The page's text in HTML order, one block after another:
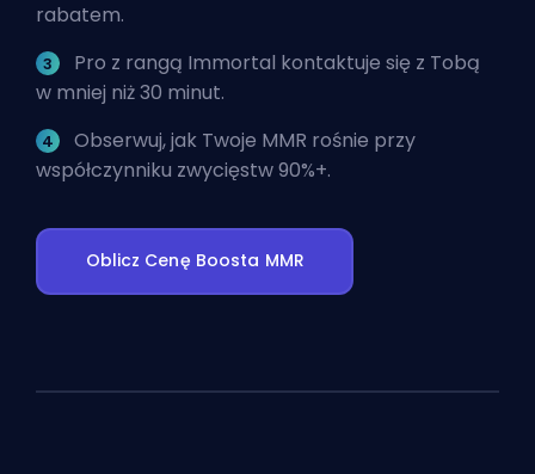
rabatem.
Pro z rangą Immortal kontaktuje się z Tobą
w mniej niż 30 minut.
Obserwuj, jak Twoje MMR rośnie przy
współczynniku zwycięstw 90%+.
Oblicz Cenę Boosta MMR